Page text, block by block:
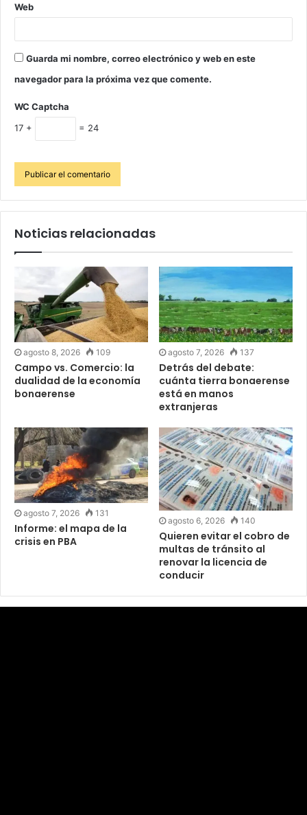
Web
Guarda mi nombre, correo electrónico y web en este
navegador para la próxima vez que comente.
WC Captcha
17 +
= 24
Noticias relacionadas
agosto 8, 2026 109
Campo vs. Comercio: la
dualidad de la economía
bonaerense
agosto 7, 2026 137
Detrás del debate:
cuánta tierra bonaerense
está en manos
extranjeras
agosto 7, 2026 131
Informe: el mapa de la
crisis en PBA
agosto 6, 2026 140
Quieren evitar el cobro de
multas de tránsito al
renovar la licencia de
conducir